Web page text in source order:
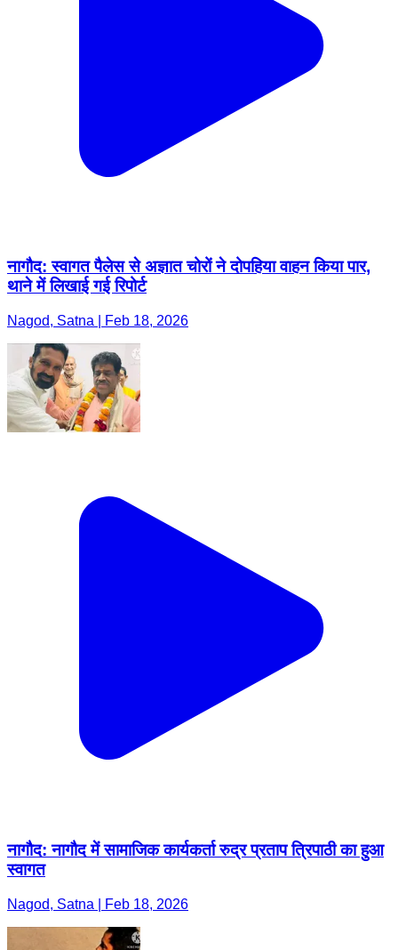
नागौद: स्वागत पैलेस से अज्ञात चोरों ने दोपहिया वाहन किया पार,
थाने में लिखाई गई रिपोर्ट
Nagod, Satna | Feb 18, 2026
नागौद: नागौद में सामाजिक कार्यकर्ता रुद्र प्रताप त्रिपाठी का हुआ
स्वागत
Nagod, Satna | Feb 18, 2026